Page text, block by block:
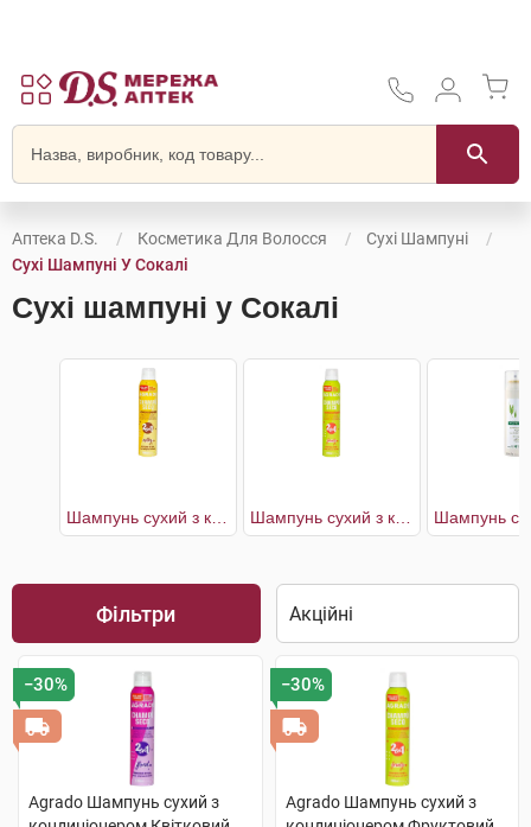
Аптека D.S. Косметика Для Волосся
Сухі Шампуні
Сухі Шампуні У Сокалі
Сухі шампуні у Сокалі
Фільтри
−30%
Agrado Шампунь сухий з
−30%
Agrado Шампунь cухий з